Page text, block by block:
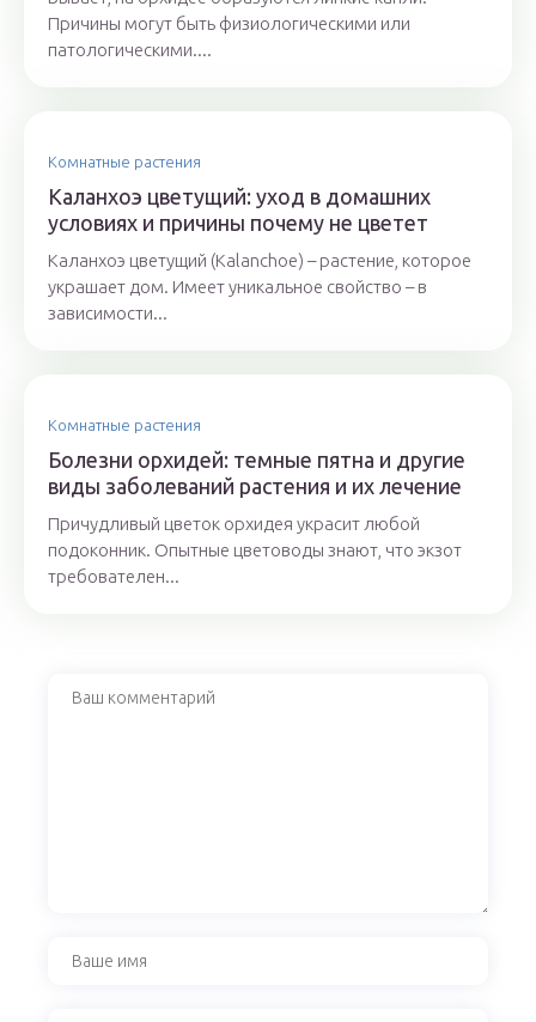
Причины могут быть физиологическими или
патологическими....
Комнатные растения
Каланхоэ цветущий: уход в домашних
условиях и причины почему не цветет
Каланхоэ цветущий (Kalanchoe) – растение, которое
украшает дом. Имеет уникальное свойство – в
зависимости...
Комнатные растения
Болезни орхидей: темные пятна и другие
виды заболеваний растения и их лечение
Причудливый цветок орхидея украсит любой
подоконник. Опытные цветоводы знают, что экзот
требователен...